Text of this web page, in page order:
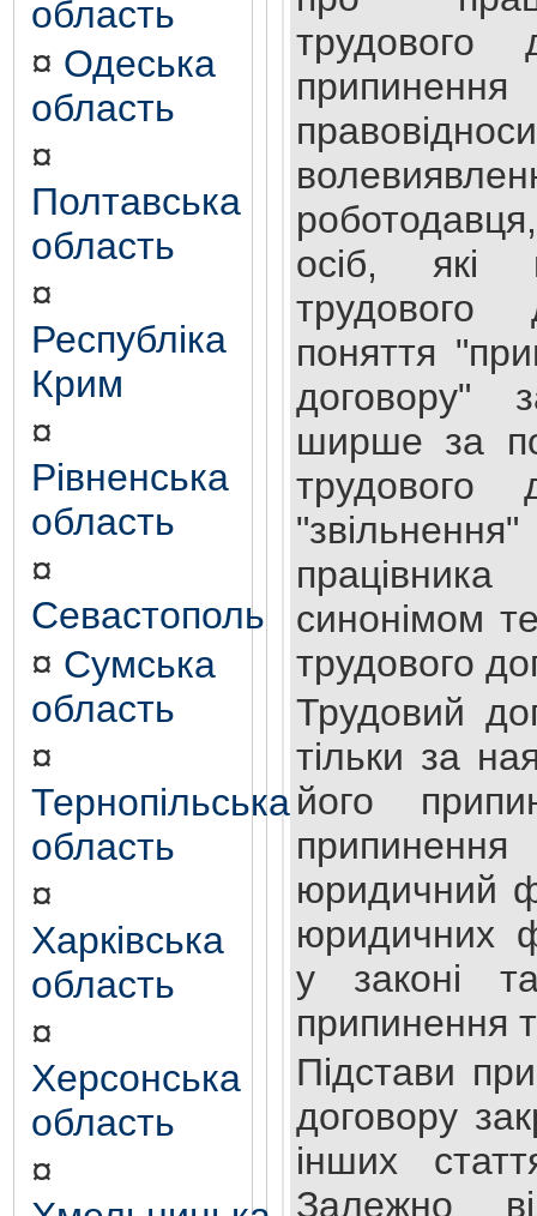
область
¤ Одеська
область
¤
Полтавська
область
¤
Республіка
Крим
¤
Рівненська
область
¤
Севастополь
¤ Сумська
область
¤
Тернопільська
область
¤
Харківська
область
¤
Херсонська
область
¤
трудового
осіб,
трудового
поняття
договору"
ширше за
трудового
синонімом
трудового
Трудовий
тільки за
його
юридичний
юридичних
у законі
припинення
Підстави
договору
інших
Залежно